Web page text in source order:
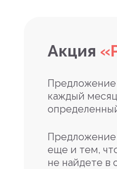
Акция
Предложение
каждый
Предложение
еще и тем,
не найдете в